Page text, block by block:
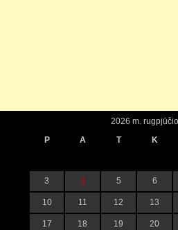
2026 m. rugpjūčio
P
A T K
3 4 5 6
10 11 12 13
17 18 19 20